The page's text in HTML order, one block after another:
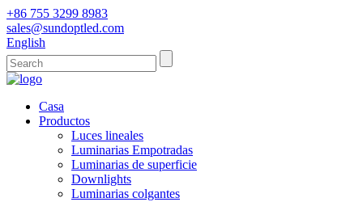
+86 755 3299 8983
sales@sundoptled.com
English
Casa
Productos
Luces lineales
Luminarias Empotradas
Luminarias de superficie
Downlights
Luminarias colgantes